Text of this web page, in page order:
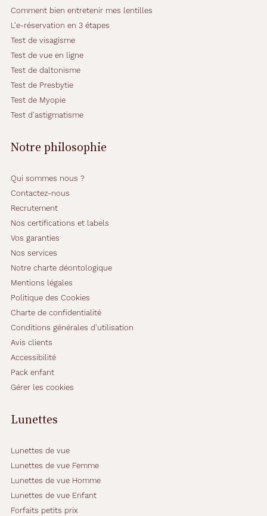
p
s
(
m
e
s
i
o
e
-
h
y
r
o
g
e
)
.
\
n
F
l
c
o
s
d
3
6
0
Comment bien entretenir mes lentilles
L'e-réservation en 3 étapes
Test de visagisme
Test de vue en ligne
Test de daltonisme
Test de Presbytie
Test de Myopie
Test d'astigmatisme
Notre philosophie
Qui sommes nous ?
Contactez-nous
Recrutement
Nos certifications et labels
Vos garanties
Nos services
Notre charte déontologique
Mentions légales
Politique des Cookies
Charte de confidentialité
Conditions générales d'utilisation
Avis clients
Accessibilité
Pack enfant
Gérer les cookies
Lunettes
Lunettes de vue
Lunettes de vue Femme
Lunettes de vue Homme
Lunettes de vue Enfant
Forfaits petits prix